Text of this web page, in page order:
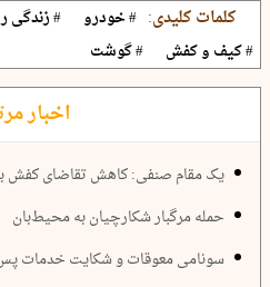
کلمات کلیدی: # خودرو # زندگی
# کیف و کفش
# گوشت
اخبار
یک مقام صنفی: کاهش تقاضای کفش
حمله مرگبار شکارچیان به محیط‌بان
سونامی معوقات و شکایت خدمات